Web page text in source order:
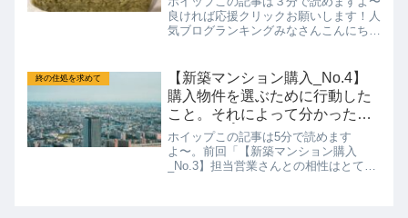
良ければ応援クリックお願いします！人
気ブログランキングみなさんこんにちは
す！そして今週もお疲れ様でした！もう
９月ですね〜。台風15号...
終の住処を求めて
【新築マンション購入_No.4】
購入物件を選ぶために行動した
こと。それによって分かったこ
とを紹介☝️
ホイップこの記事は5分で読めます
よ〜。前回「【新築マンション購入
_No.3】担当営業さんとの相性はとても